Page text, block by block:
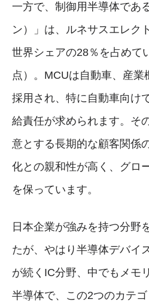
一方で、制御用半導体であ
ン）」は、ルネサスエレク
世界シェアの28％を占めて
点）。MCUは自動車、産業
採用され、特に自動車向け
給責任が求められます。そ
意とする長期的な顧客関係
化との親和性が高く、グロ
を保っています。
日本企業が強みを持つ分野
たが、やはり半導体デバイ
が続くIC分野、中でもメモ
半導体で、この2つのカテ